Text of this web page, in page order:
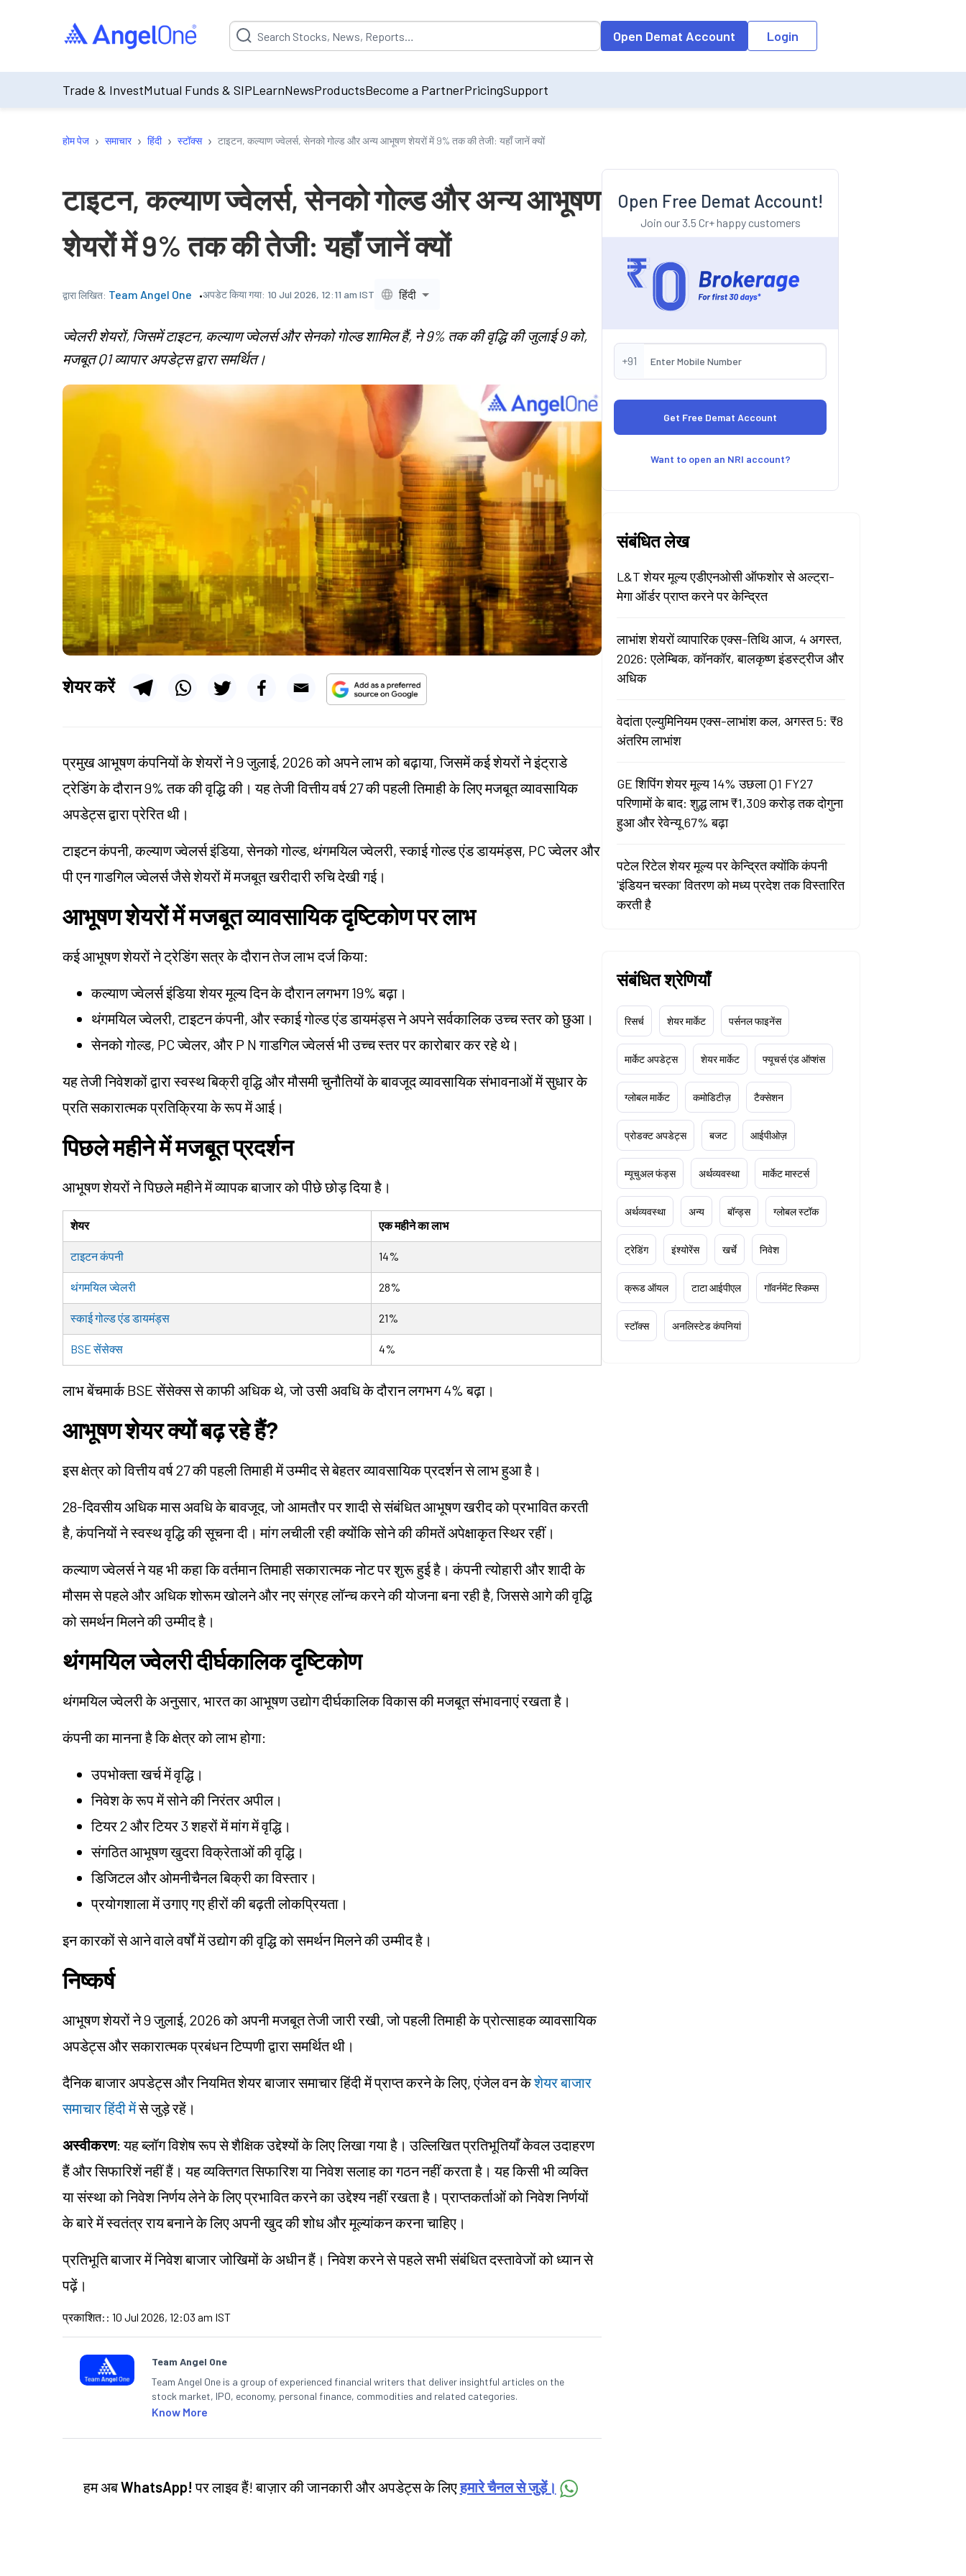
Suggestion will be populated by default on accessing the input field. On entering data into the input field, the suggestion list will be updated as per the
Open Demat Account Login
Trade & InvestMutual Funds & SIPLearnNewsProductsBecome a PartnerPricingSupport
होम पेज › समाचार › हिंदी › स्टॉक्स › टाइटन, कल्याण ज्वेलर्स, सेनको गोल्ड और अन्य आभूषण शेयरों में 9% तक की तेजी: यहाँ जानें क्यों
टाइटन, कल्याण ज्वेलर्स, सेनको गोल्ड और अन्य आभूषण
शेयरों में 9% तक की तेजी: यहाँ जानें क्यों
द्वारा लिखित: Team Angel One अपडेट किया गया: 10 Jul 2026, 12:11 am IST हिंदी
ज्वेलरी शेयरों, जिसमें टाइटन, कल्याण ज्वेलर्स और सेनको गोल्ड शामिल हैं, ने 9% तक की वृद्धि की जुलाई 9 को,
मजबूत Q1 व्यापार अपडेट्स द्वारा समर्थित।
शेयर करें
प्रमुख आभूषण कंपनियों के शेयरों ने 9 जुलाई, 2026 को अपने लाभ को बढ़ाया, जिसमें कई शेयरों ने इंट्राडे
ट्रेडिंग के दौरान 9% तक की वृद्धि की। यह तेजी वित्तीय वर्ष 27 की पहली तिमाही के लिए मजबूत व्यावसायिक
अपडेट्स द्वारा प्रेरित थी।
टाइटन कंपनी, कल्याण ज्वेलर्स इंडिया, सेनको गोल्ड, थंगमयिल ज्वेलरी, स्काई गोल्ड एंड डायमंड्स, PC ज्वेलर और
पी एन गाडगिल ज्वेलर्स जैसे शेयरों में मजबूत खरीदारी रुचि देखी गई।
आभूषण शेयरों में मजबूत व्यावसायिक दृष्टिकोण पर लाभ
कई आभूषण शेयरों ने ट्रेडिंग सत्र के दौरान तेज लाभ दर्ज किया:
कल्याण ज्वेलर्स इंडिया शेयर मूल्यदिन के दौरान लगभग 19% बढ़ा।
थंगमयिल ज्वेलरी, टाइटन कंपनी, और स्काई गोल्ड एंड डायमंड्स ने अपने सर्वकालिक उच्च स्तर को छुआ।
सेनको गोल्ड, PC ज्वेलर, और P N गाडगिल ज्वेलर्स भी उच्च स्तर पर कारोबार कर रहे थे।
यह तेजी निवेशकों द्वारा स्वस्थ बिक्री वृद्धि और मौसमी चुनौतियों के बावजूद व्यावसायिक संभावनाओं में सुधार के
प्रति सकारात्मक प्रतिक्रिया के रूप में आई।
पिछले महीने में मजबूत प्रदर्शन
आभूषण शेयरों ने पिछले महीने में व्यापक बाजार को पीछे छोड़ दिया है।
शेयर एक महीने का लाभ
टाइटन कंपनी 14%
थंगमयिल ज्वेलरी 28%
स्काई गोल्ड एंड डायमंड्स 21%
BSE सेंसेक्स 4%
लाभ बेंचमार्क BSE सेंसेक्स से काफी अधिक थे, जो उसी अवधि के दौरान लगभग 4% बढ़ा।
आभूषण शेयर क्यों बढ़ रहे हैं?
इस क्षेत्र को वित्तीय वर्ष 27 की पहली तिमाही में उम्मीद से बेहतर व्यावसायिक प्रदर्शन से लाभ हुआ है।
28-दिवसीय अधिक मास अवधि के बावजूद, जो आमतौर पर शादी से संबंधित आभूषण खरीद को प्रभावित करती
है, कंपनियों ने स्वस्थ वृद्धि की सूचना दी। मांग लचीली रही क्योंकि सोने की कीमतें अपेक्षाकृत स्थिर रहीं।
कल्याण ज्वेलर्स ने यह भी कहा कि वर्तमान तिमाही सकारात्मक नोट पर शुरू हुई है। कंपनी त्योहारी और शादी के
मौसम से पहले और अधिक शोरूम खोलने और नए संग्रह लॉन्च करने की योजना बना रही है, जिससे आगे की वृद्धि
को समर्थन मिलने की उम्मीद है।
थंगमयिल ज्वेलरी दीर्घकालिक दृष्टिकोण
थंगमयिल ज्वेलरी के अनुसार, भारत का आभूषण उद्योग दीर्घकालिक विकास की मजबूत संभावनाएं रखता है।
कंपनी का मानना है कि क्षेत्र को लाभ होगा:
उपभोक्ता खर्च में वृद्धि।
निवेश के रूप में सोने की निरंतर अपील।
टियर 2 और टियर 3 शहरों में मांग में वृद्धि।
संगठित आभूषण खुदरा विक्रेताओं की वृद्धि।
डिजिटल और ओमनीचैनल बिक्री का विस्तार।
प्रयोगशाला में उगाए गए हीरों की बढ़ती लोकप्रियता।
इन कारकों से आने वाले वर्षों में उद्योग की वृद्धि को समर्थन मिलने की उम्मीद है।
निष्कर्ष
आभूषण शेयरों ने 9 जुलाई, 2026 को अपनी मजबूत तेजी जारी रखी, जो पहली तिमाही के प्रोत्साहक व्यावसायिक
अपडेट्स और सकारात्मक प्रबंधन टिप्पणी द्वारा समर्थित थी।
दैनिक बाजार अपडेट्स और नियमित शेयर बाजार समाचार हिंदी में प्राप्त करने के लिए, एंजेल वन केशेयर बाजार
समाचार हिंदी मेंसे जुड़े रहें।
अस्वीकरण: यह ब्लॉग विशेष रूप से शैक्षिक उद्देश्यों के लिए लिखा गया है। उल्लिखित प्रतिभूतियाँ केवल उदाहरण
हैं और सिफारिशें नहीं हैं। यह व्यक्तिगत सिफारिश या निवेश सलाह का गठन नहीं करता है। यह किसी भी व्यक्ति
या संस्था को निवेश निर्णय लेने के लिए प्रभावित करने का उद्देश्य नहीं रखता है। प्राप्तकर्ताओं को निवेश निर्णयों
के बारे में स्वतंत्र राय बनाने के लिए अपनी खुद की शोध और मूल्यांकन करना चाहिए।
प्रतिभूति बाजार में निवेश बाजार जोखिमों के अधीन हैं। निवेश करने से पहले सभी संबंधित दस्तावेजों को ध्यान से
पढ़ें।
प्रकाशित: : 10 Jul 2026, 12:03 am IST
Team Angel One
Team Angel One is a group of experienced financial writers that deliver insightful articles on the
stock market, IPO, economy, personal finance, commodities and related categories.
Know More
हम अबWhatsApp! पर लाइव हैं! बाज़ार की जानकारी और अपडेट्स के लिएहमारे चैनल से जुड़ें।
Open Free Demat Account!
Join our 3.5 Cr+ happy customers
+91
Want to open an NRI account?
संबंधित लेख
L&T शेयर मूल्य एडीएनओसी ऑफशोर से अल्ट्रा-
मेगा ऑर्डर प्राप्त करने पर केन्द्रित
लाभांश शेयरों व्यापारिक एक्स-तिथि आज, 4 अगस्त,
2026: एलेम्बिक, कॉनकॉर, बालकृष्ण इंडस्ट्रीज और
अधिक
वेदांता एल्युमिनियम एक्स-लाभांश कल, अगस्त 5: ₹8
अंतरिम लाभांश
GE शिपिंग शेयर मूल्य 14% उछला Q1 FY27
परिणामों के बाद: शुद्ध लाभ ₹1,309 करोड़ तक दोगुना
हुआ और रेवेन्यू 67% बढ़ा
पटेल रिटेल शेयर मूल्य पर केन्द्रित क्योंकि कंपनी
'इंडियन चस्का' वितरण को मध्य प्रदेश तक विस्तारित
करती है
संबंधित श्रेणियाँ
रिसर्च शेयर मार्केट पर्सनल फाइनेंस
मार्केट अपडेट्स शेयर मार्केट फ्यूचर्स एंड ऑप्शंस
ग्लोबल मार्केट कमोडिटीज़ टैक्सेशन
प्रोडक्ट अपडेट्स बजट आईपीओज़
म्यूचुअल फंड्स अर्थव्यवस्था मार्केट मास्टर्स
अर्थव्यवस्था अन्य बॉन्ड्स ग्लोबल स्टॉक
ट्रेडिंग इंश्योरेंस खर्चे निवेश
क्रूड ऑयल टाटा आईपीएल गॉवर्नमेंट स्किम्स
स्टॉक्स अनलिस्टेड कंपनियां